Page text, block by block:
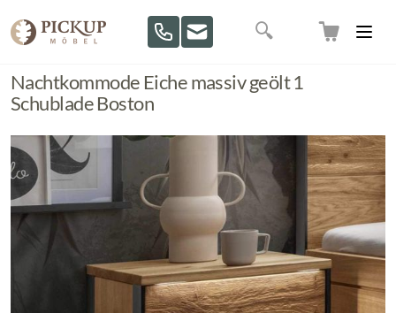
Suche
Nachtkommode Eiche massiv geölt 1
Schublade Boston